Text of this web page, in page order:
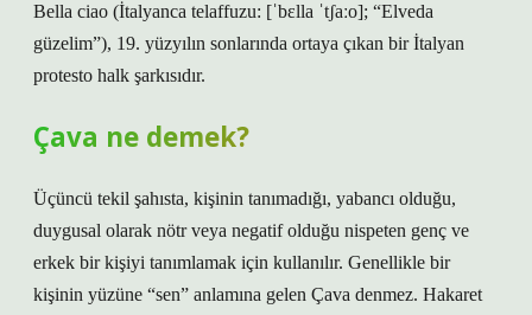
Bella ciao (İtalyanca telaffuzu: [ˈbɛlla ˈtʃaːo]; “Elveda
güzelim”), 19. yüzyılın sonlarında ortaya çıkan bir İtalyan
protesto halk şarkısıdır.
Çava ne demek?
Üçüncü tekil şahısta, kişinin tanımadığı, yabancı olduğu,
duygusal olarak nötr veya negatif olduğu nispeten genç ve
erkek bir kişiyi tanımlamak için kullanılır. Genellikle bir
kişinin yüzüne “sen” anlamına gelen Çava denmez. Hakaret